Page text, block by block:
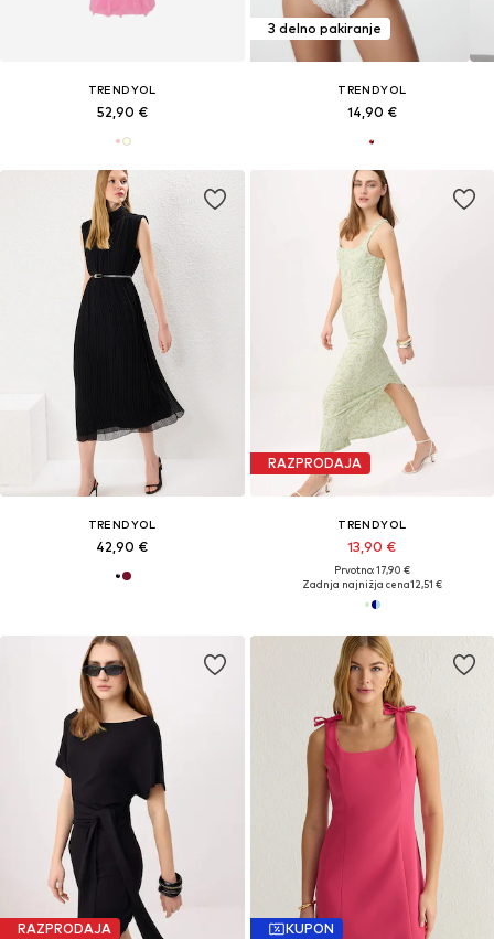
TRENDYOL
52,90 €
3 delno pakiranje
TRENDYOL
14,90 €
TRENDYOL
42,90 €
RAZPRODAJA
TRENDYOL
13,90 €
Prvotno: 17,90 €
Zadnja najnižja cena12,51 €
RAZPRODAJA KUPON